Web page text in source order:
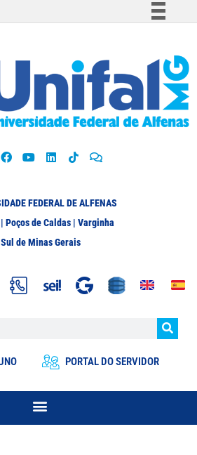
Participe
Acesso à informação
Legislação
FEDERAL DE ALFENAS
Poços de Caldas | Varginha
Sul de Minas Gerais
PORTAL DO SERVIDOR